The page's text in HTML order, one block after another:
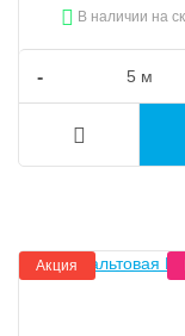
В наличии на
-
Акция